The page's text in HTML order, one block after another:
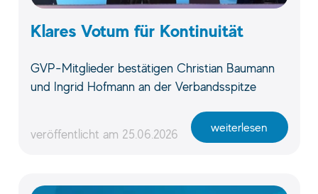
Klares Votum für Kontinuität
GVP-Mitglieder bestätigen Christian Baumann
und Ingrid Hofmann an der Verbandsspitze
veröffentlicht am 25.06.2026 weiterlesen